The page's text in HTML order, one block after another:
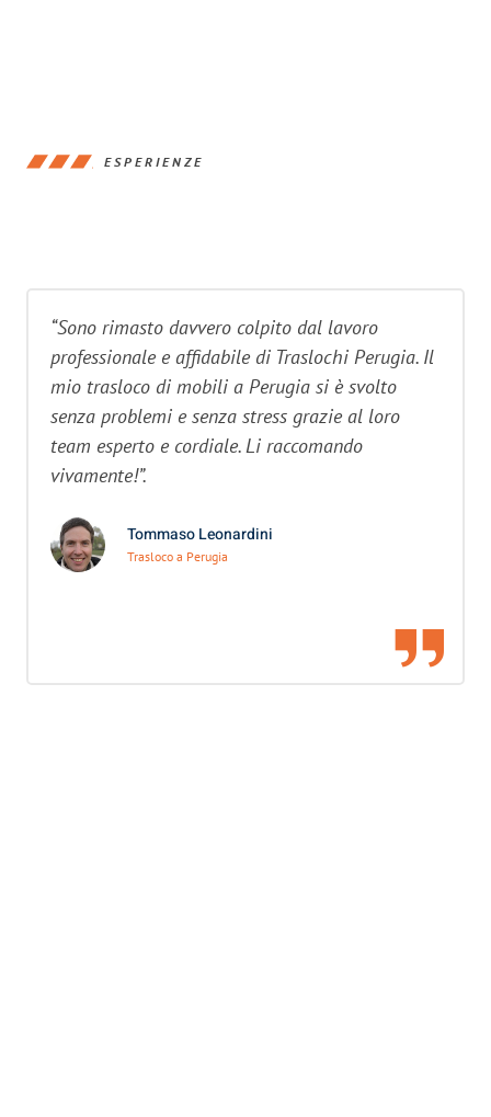
ESPERIENZE
“Sono rimasto davvero colpito dal lavoro
professionale e affidabile di Traslochi Perugia. Il
mio trasloco di mobili a Perugia si è svolto
senza problemi e senza stress grazie al loro
team esperto e cordiale. Li raccomando
vivamente!”.
Tommaso Leonardini
Trasloco a Perugia